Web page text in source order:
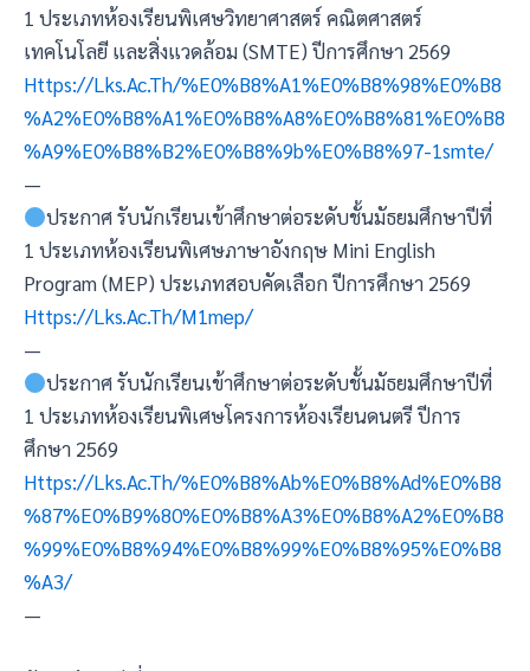
1 ประเภทห้องเรียนพิเศษวิทยาศาสตร์ คณิตศาสตร์
เทคโนโลยี และสิ่งแวดล้อม (SMTE) ปีการศึกษา 2569
Https://lks.ac.th/%e0%b8%a1%e0%b8%98%e0%b8
%a2%e0%b8%a1%e0%b8%a8%e0%b8%81%e0%b8
%a9%e0%b8%b2%e0%b8%9b%e0%b8%97-1smte/
—
ประกาศ รับนักเรียนเข้าศึกษาต่อระดับชั้นมัธยมศึกษาปีที่
1 ประเภทห้องเรียนพิเศษภาษาอังกฤษ Mini English
Program (MEP) ประเภทสอบคัดเลือก ปีการศึกษา 2569
Https://lks.ac.th/m1mep/
—
ประกาศ รับนักเรียนเข้าศึกษาต่อระดับชั้นมัธยมศึกษาปีที่
1 ประเภทห้องเรียนพิเศษโครงการห้องเรียนดนตรี ปีการ
ศึกษา 2569
Https://lks.ac.th/%e0%b8%ab%e0%b8%ad%e0%b8
%87%e0%b9%80%e0%b8%a3%e0%b8%a2%e0%b8
%99%e0%b8%94%e0%b8%99%e0%b8%95%e0%b8
%a3/
—